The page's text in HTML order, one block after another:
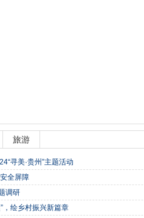
旅游
寻美·贵州”主题活动
全屏障
调研
，绘乡村振兴新篇章